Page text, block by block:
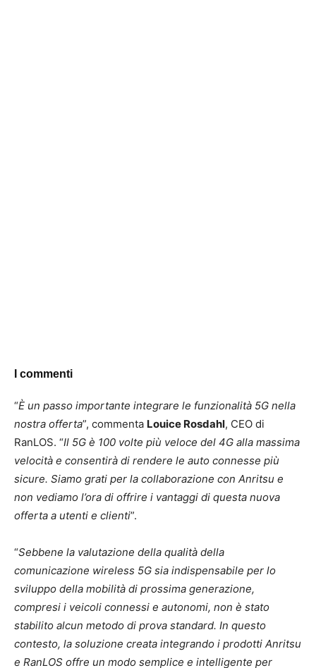
I commenti
“È un passo importante integrare le funzionalità 5G nella
nostra offerta”, commenta Louice Rosdahl, CEO di
RanLOS. “Il 5G è 100 volte più veloce del 4G alla massima
velocità e consentirà di rendere le auto connesse più
sicure. Siamo grati per la collaborazione con Anritsu e
non vediamo l’ora di offrire i vantaggi di questa nuova
offerta a utenti e clienti”.
“Sebbene la valutazione della qualità della
comunicazione wireless 5G sia indispensabile per lo
sviluppo della mobilità di prossima generazione,
compresi i veicoli connessi e autonomi, non è stato
stabilito alcun metodo di prova standard. In questo
contesto, la soluzione creata integrando i prodotti Anritsu
e RanLOS offre un modo semplice e intelligente per